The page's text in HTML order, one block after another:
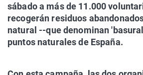
sábado a más de 11.000
recogerán residuos
natural --que denominan
puntos naturales de España.